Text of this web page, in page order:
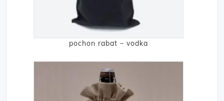
pochon rabat – vodka